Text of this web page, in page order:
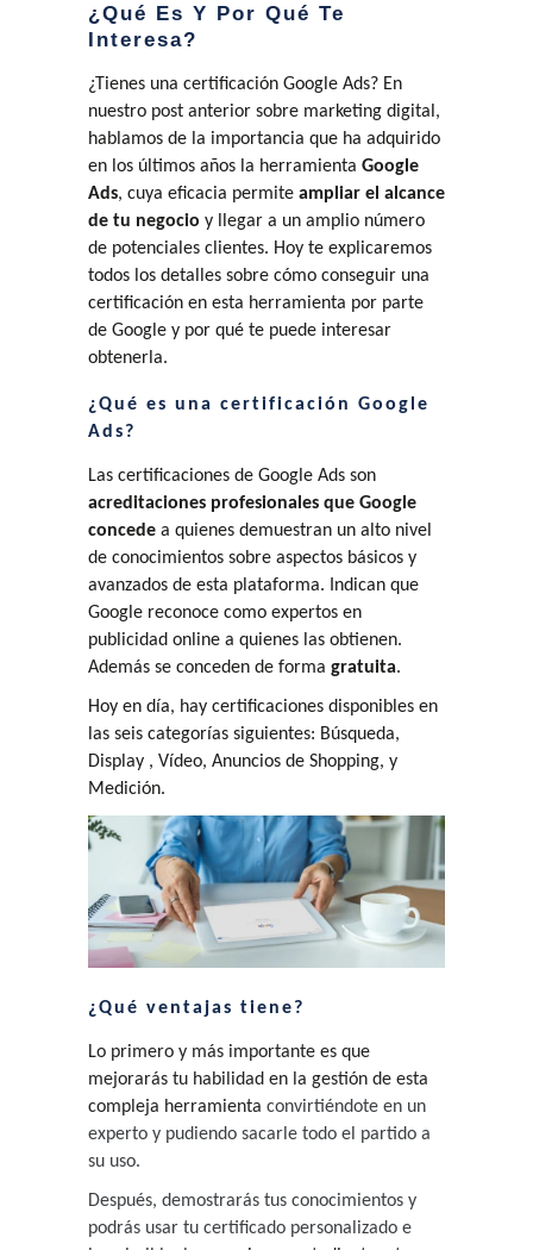
¿Qué Es Y Por Qué Te
Interesa?
¿Tienes una certificación Google Ads? En
nuestro post anterior sobre marketing digital,
hablamos de la importancia que ha adquirido
en los últimos años la herramienta Google
Ads, cuya eficacia permite ampliar el alcance
de tu negocio y llegar a un amplio número
de potenciales clientes. Hoy te explicaremos
todos los detalles sobre cómo conseguir una
certificación en esta herramienta por parte
de Google y por qué te puede interesar
obtenerla.
¿Qué es una certificación Google
Ads?
Las certificaciones de Google Ads son
acreditaciones profesionales que Google
concede a quienes demuestran un alto nivel
de conocimientos sobre aspectos básicos y
avanzados de esta plataforma. Indican que
Google reconoce como expertos en
publicidad online a quienes las obtienen.
Además se conceden de forma gratuita.
Hoy en día, hay certificaciones disponibles en
las seis categorías siguientes: Búsqueda,
Display , Vídeo, Anuncios de Shopping, y
Medición.
¿Qué ventajas tiene?
Lo primero y más importante es que
mejorarás tu habilidad en la gestión de esta
compleja herramienta convirtiéndote en un
experto y pudiendo sacarle todo el partido a
su uso.
Después, demostrarás tus conocimientos y
podrás usar tu certificado personalizado e